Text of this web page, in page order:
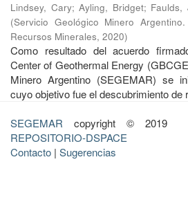
Lindsey, Cary;Ayling, Bridget; Faulds,
(Servicio Geológico Minero
Recursos Minerales, 2020)
Como resultado del acuerdo
Center of Geothermal Energy
Minero Argentino (SEGEMAR) se
cuyo objetivo fue el descubrimiento de
SEGEMAR copyright © 2019
REPOSITORIO-DSPACE
Contacto | Sugerencias